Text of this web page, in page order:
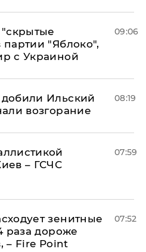
"Яблоко",
с Украиной
09:06
Ильский
возгорание
08:19
– ГСЧС
07:59
зенитные
раза дороже
– Fire Point
07:52